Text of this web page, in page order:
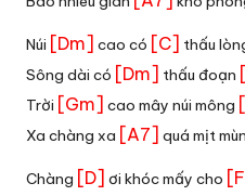
Núi [Dm] cao có [C] thấu
Sông dài có [Dm] thấu đoạn
Trời [Gm] cao mây núi mông
Xa chàng xa [A7] quá mịt
Chàng [D] ơi khóc mấy cho